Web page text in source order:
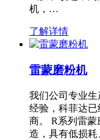
机，…
了解详情
雷蒙磨粉机
我们公司专业
经验，科菲达
商。 R系列雷
造，具有低损耗